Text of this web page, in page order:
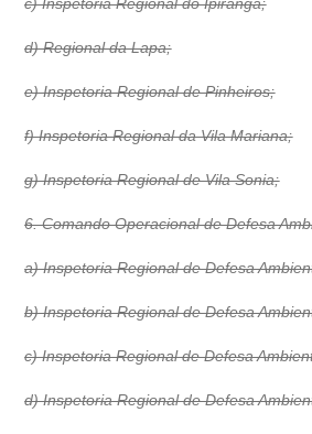
d) Regional da Lapa;
e) Inspetoria Regional de Pinheiros;
f) Inspetoria Regional da Vila Mariana;
g) Inspetoria Regional de Vila Sonia;
6. Comando Operacional de Defesa
a) Inspetoria Regional de Defesa
b) Inspetoria Regional de Defesa
c) Inspetoria Regional de Defesa
d) Inspetoria Regional de Defesa